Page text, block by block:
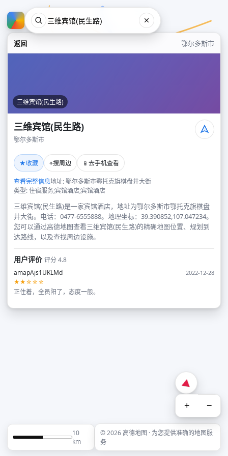
返回 鄂尔多斯市
三维宾馆(民生路)
三维宾馆(民生路)
鄂尔多斯市
★收藏 ⌖搜周边 📱 去手机查看
查看完整信息地址: 鄂尔多斯市鄂托克旗棋盘井大街
类型: 住宿服务;宾馆酒店;宾馆酒店
三维宾馆(民生路)是一家宾馆酒店，地址为鄂尔多斯市鄂托克旗棋盘
井大街。电话：0477-6555888。地理坐标：39.390852,107.047234。
您可以通过高德地图查看三维宾馆(民生路)的精确地图位置、规划到
达路线，以及查找周边设施。
用户评价评分 4.8
amapAjs1UKLMd
2022-12-28
★★☆☆☆
正住着，全员阳了，态度一般。
+ −
10
km
© 2026 高德地图 · 为您提供准确的地图服
务